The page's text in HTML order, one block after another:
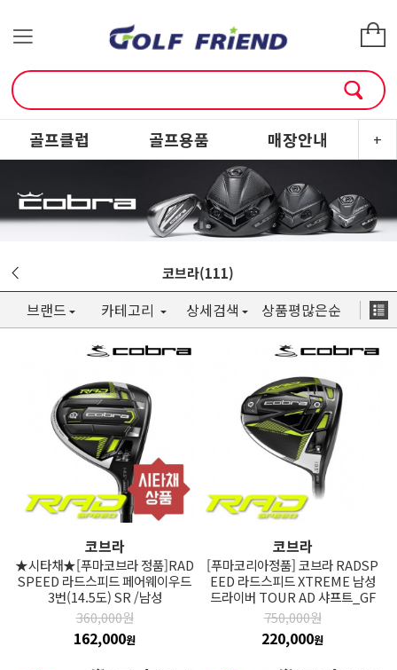
+
골프클럽 골프용품 매장안내 소
코브라(111)
브랜드 카테고리 상세검색 상품평많은순
코브라
★시타채★[푸마코브라 정품]RAD
SPEED 라드스피드 페어웨이우드
3번(14.5도) SR /남성
360,000원
162,000원
코브라
[푸마코리아정품] 코브라 RADSP
EED 라드스피드 XTREME 남성
드라이버 TOUR AD 샤프트_GF
750,000원
220,000원